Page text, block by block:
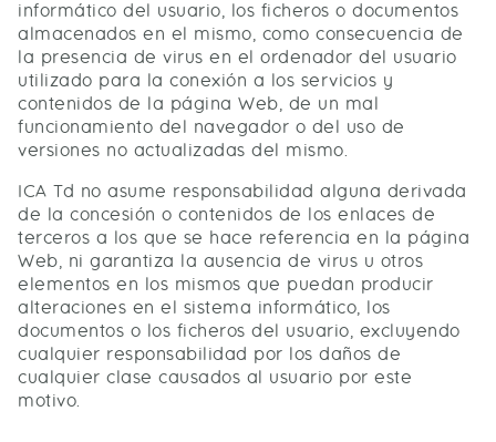
informático del usuario, los ficheros o documentos
almacenados en el mismo, como consecuencia de
la presencia de virus en el ordenador del usuario
utilizado para la conexión a los servicios y
contenidos de la página Web, de un mal
funcionamiento del navegador o del uso de
versiones no actualizadas del mismo.
ICA Td no asume responsabilidad alguna derivada
de la concesión o contenidos de los enlaces de
terceros a los que se hace referencia en la página
Web, ni garantiza la ausencia de virus u otros
elementos en los mismos que puedan producir
alteraciones en el sistema informático, los
documentos o los ficheros del usuario, excluyendo
cualquier responsabilidad por los daños de
cualquier clase causados al usuario por este
motivo.